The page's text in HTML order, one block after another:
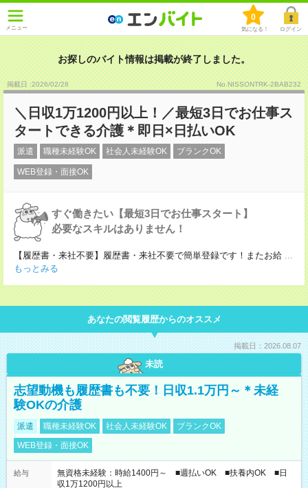
メニュー
0
気になる！ ログイン
お探しのバイト情報は掲載が終了しました。
掲載日 :2026/02/28 No.NISSONTRK-2BAB232
＼日収1万1200円以上！／最短3日でお仕事ス
タートできる介護＊即日×日払いOK
派遣 職種未経験OK 社会人未経験OK ブランクOK
WEB登録・面接OK
すぐ働きたい【最短3日でお仕事スタート】
必要なスキルはありません！
【履歴書・来社不要】履歴書・来社不要で簡単登録です！またお給 ...
もっとみる
あなたの閲覧履歴からのオススメ
掲載日：2026.08.07
未読
志望動機も履歴書も不要！日収1.1万円～＊未経
験OKの介護
派遣 職種未経験OK 社会人未経験OK
ブランクOK
WEB登録・面接OK
給与
無資格未経験：時給1400円～ ■週払いOK ■扶養内OK ■日
収1万1200円以上